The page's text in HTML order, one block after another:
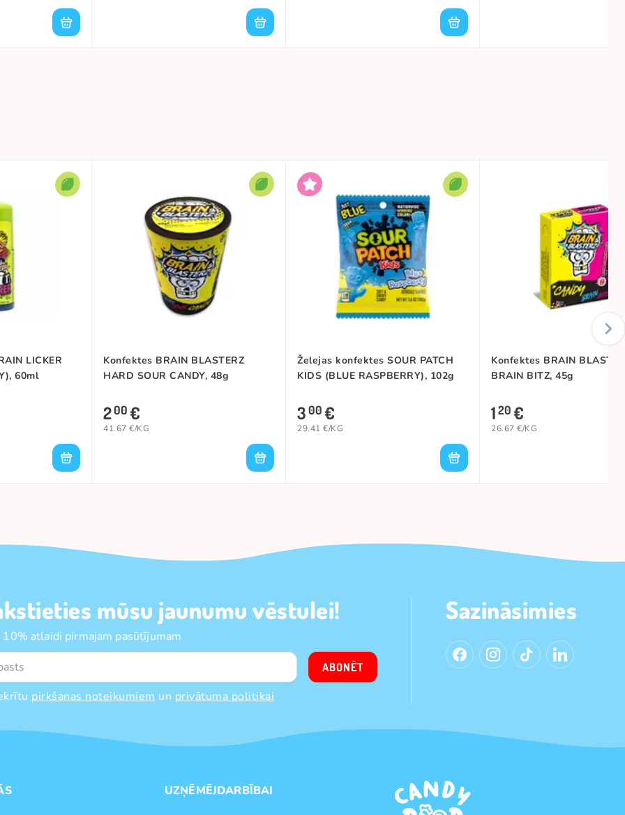
LICKER
60ml
Konfektes BRAIN BLASTERZ
HARD SOUR CANDY, 48g
200€
41.67 €/KG
Želejas konfektes SOUR PATCH
KIDS (BLUE RASPBERRY), 102g
300€
29.41 €/KG
Konfektes BRAIN
BRAIN BITZ, 45g
120€
26.67 €/KG
mūsu jaunumu vēstulei!
10% atlaidi pirmajam pasūtījumam
pirkšanas noteikumiemun privātuma politikai
ABONĒT
Sazināsimies
UZŅĒMĒJDARBĪBAI